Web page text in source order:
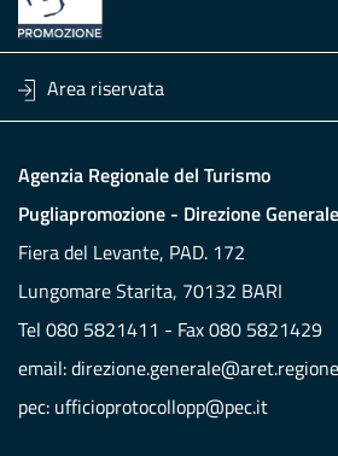
Area riservata
Agenzia Regionale del Turismo
Pugliapromozione - Direzione Generale
Fiera del Levante, PAD. 172
Lungomare Starita, 70132 BARI
Tel 080 5821411 - Fax 080 5821429
email:
pec: ufficioprotocollopp@pec.it